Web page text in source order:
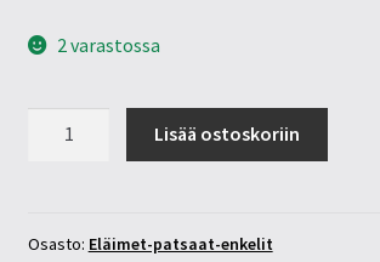
2 varastossa
Lisää ostoskoriin
Osasto: Eläimet-patsaat-enkelit